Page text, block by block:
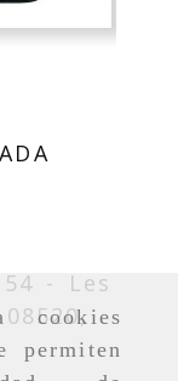
cookies
permiten
-
Les
08520,